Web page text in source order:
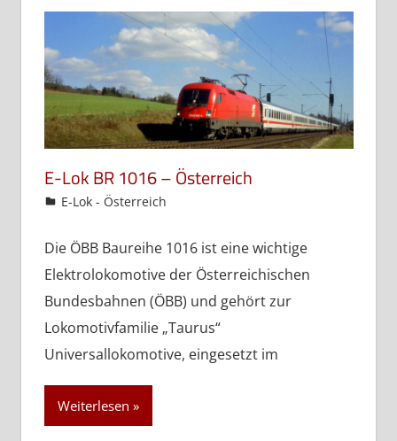
E-Lok BR 1016 – Österreich
admin
E-Lok - Österreich
Die ÖBB Baureihe 1016 ist eine wichtige
Elektrolokomotive der Österreichischen
Bundesbahnen (ÖBB) und gehört zur
Lokomotivfamilie „Taurus“
Universallokomotive, eingesetzt im
Weiterlesen